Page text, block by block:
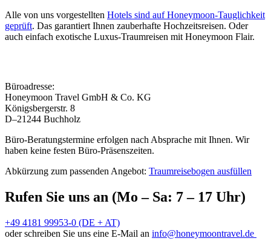
Alle von uns vorgestellten Hotels sind auf Honeymoon-Tauglichkeit
geprüft. Das garantiert Ihnen zauberhafte Hochzeitsreisen. Oder
auch einfach exotische Luxus-Traumreisen mit Honeymoon Flair.
Büroadresse:
Honeymoon Travel GmbH & Co. KG
Königsbergerstr. 8
D–21244 Buchholz
Büro-Beratungstermine erfolgen nach Absprache mit Ihnen. Wir
haben keine festen Büro-Präsenszeiten.
Abkürzung zum passenden Angebot: Traumreisebogen ausfüllen
Rufen Sie uns an (Mo – Sa: 7 – 17 Uhr)
+49 4181 99953-0 (DE + AT)
oder schreiben Sie uns eine E-Mail an info@honeymoontravel.de